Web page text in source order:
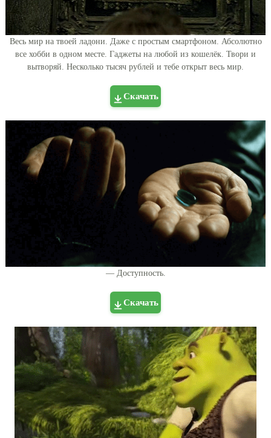
Весь мир на твоей ладони. Даже с простым смартфоном. Абсолютно
все хобби в одном месте. Гаджеты на любой из кошелёк. Твори и
вытворяй. Несколько тысяч рублей и тебе открыт весь мир.
Скачать
— Доступность.
Скачать